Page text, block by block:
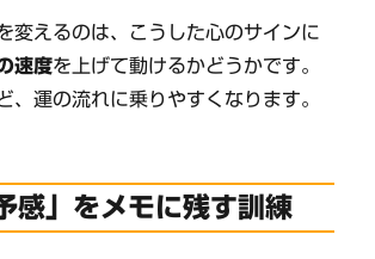
変えるのは、こうした心のサインに
速度を上げて動けるかどうかです。
、運の流れに乗りやすくなります。
感」をメモに残す訓練